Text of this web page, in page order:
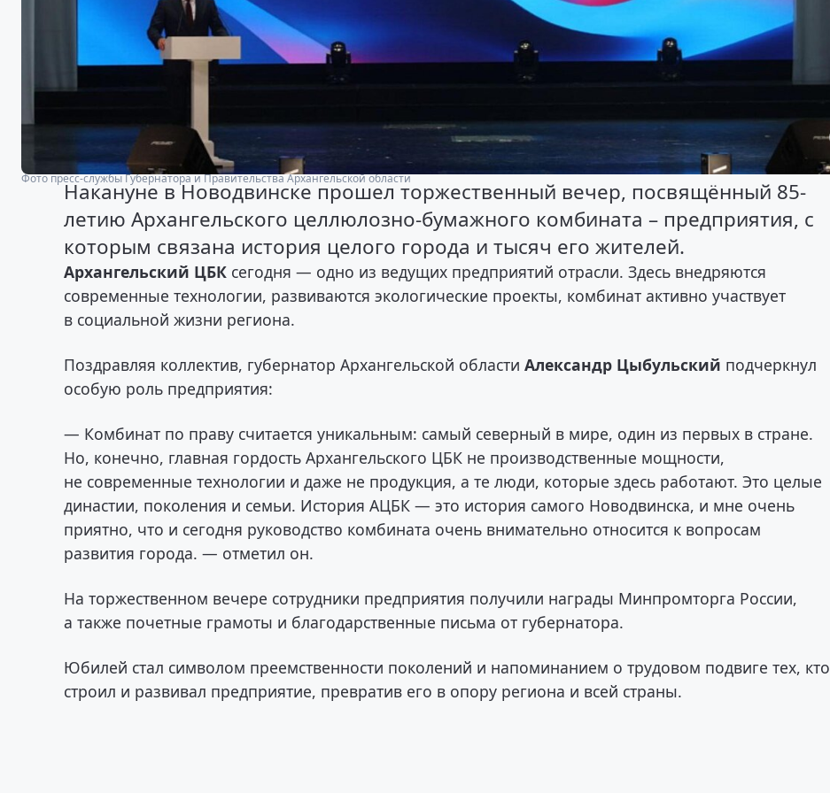
Фото пресс-службы Губернатора и Правительства Архангельской области
Накануне в Новодвинске прошел торжественный вечер, посвящённый 85-
летию Архангельского целлюлозно-бумажного комбината – предприятия, с
которым связана история целого города и тысяч его жителей.
Архангельский ЦБК сегодня — одно из ведущих предприятий отрасли. Здесь внедряются
современные технологии, развиваются экологические проекты, комбинат активно участвует
в социальной жизни региона.
Поздравляя коллектив, губернатор Архангельской областиАлександр Цыбульский подчеркнул
особую роль предприятия:
— Комбинат по праву считается уникальным: самый северный в мире, один из первых в стране.
Но, конечно, главная гордость Архангельского ЦБК не производственные мощности,
не современные технологии и даже не продукция, а те люди, которые здесь работают. Это целые
династии, поколения и семьи. История АЦБК — это история самого Новодвинска, и мне очень
приятно, что и сегодня руководство комбината очень внимательно относится к вопросам
развития города. — отметил он.
На торжественном вечере сотрудники предприятия получили награды Минпромторга России,
а также почетные грамоты и благодарственные письма от губернатора.
Юбилей стал символом преемственности поколений и напоминанием о трудовом подвиге тех, кто
строил и развивал предприятие, превратив его в опору региона и всей страны.